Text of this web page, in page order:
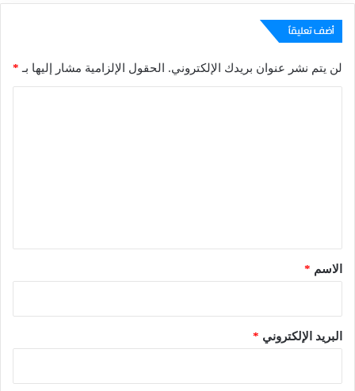
أضف تعليقاً
لن يتم نشر عنوان بريدك الإلكتروني. الحقول الإلزامية مشار إليها بـ *
*الاسم *
البريد الإلكتروني *